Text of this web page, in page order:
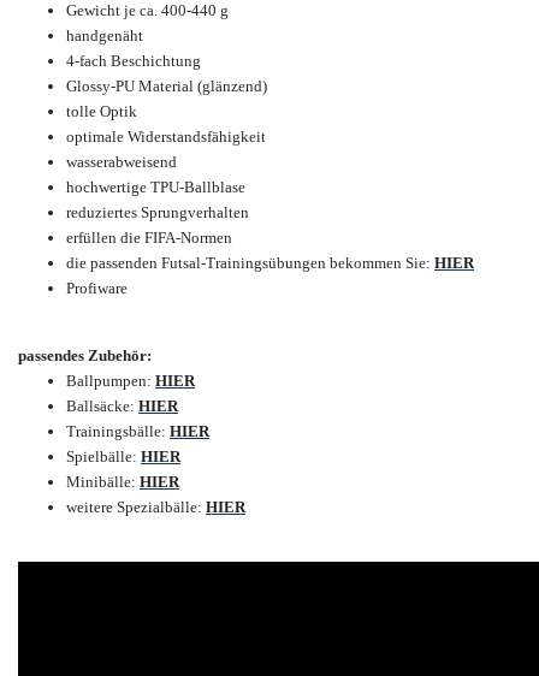
Gewicht je ca. 400-440 g
handgenäht
4-fach Beschichtung
Glossy-PU Material (glänzend)
tolle Optik
optimale Widerstandsfähigkeit
wasserabweisend
hochwertige TPU-Ballblase
reduziertes Sprungverhalten
erfüllen die FIFA-Normen
die passenden Futsal-Trainingsübungen bekommen Sie: HIER
Profiware
passendes Zubehör:
Ballpumpen: HIER
Ballsäcke: HIER
Trainingsbälle: HIER
Spielbälle: HIER
Minibälle: HIER
weitere Spezialbälle: HIER